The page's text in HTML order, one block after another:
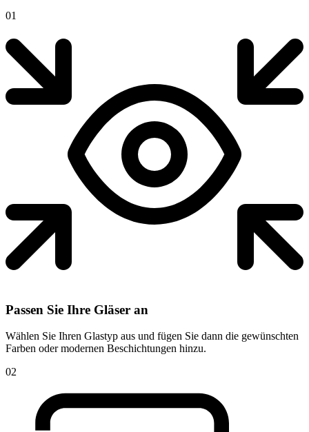
01
Passen Sie Ihre Gläser an
Wählen Sie Ihren Glastyp aus und fügen Sie dann die gewünschten
Farben oder modernen Beschichtungen hinzu.
02